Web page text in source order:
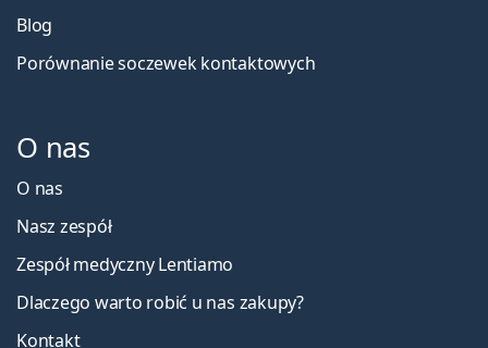
Blog
Porównanie soczewek kontaktowych
O nas
O nas
Nasz zespół
Zespół medyczny Lentiamo
Dlaczego warto robić u nas zakupy?
Kontakt